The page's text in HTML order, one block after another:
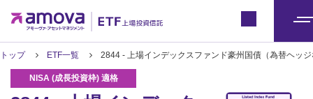
ETFトップ
ニ
トップ ETF一覧 2844 - 上場インデックスファンド豪州国債（為替ヘッ